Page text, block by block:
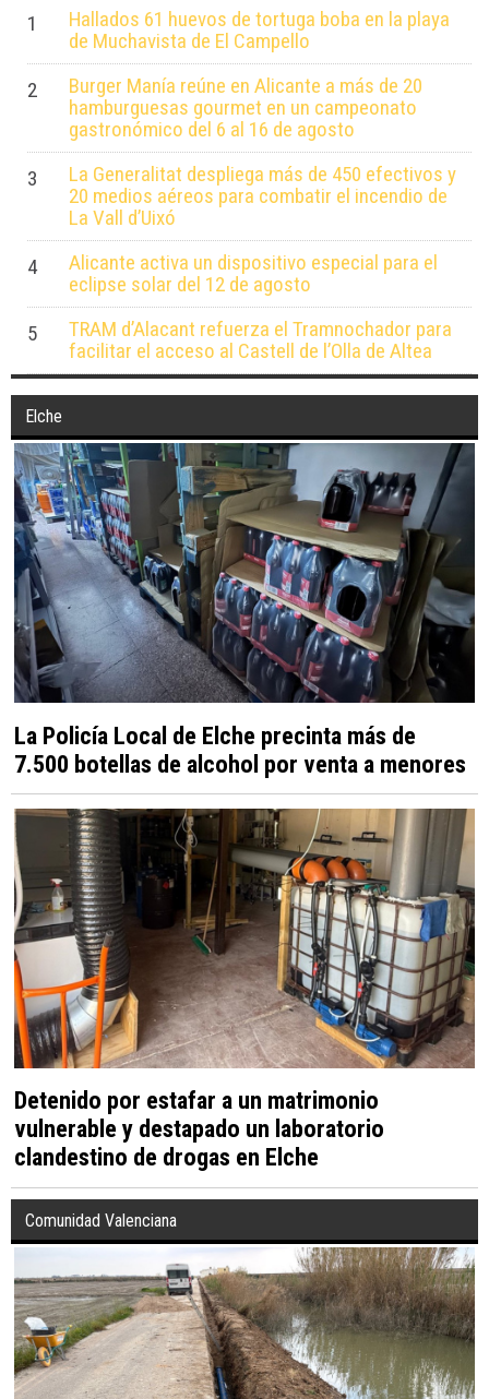
1
Hallados 61 huevos de tortuga boba en la playa
de Muchavista de El Campello
2
Burger Manía reúne en Alicante a más de 20
hamburguesas gourmet en un campeonato
gastronómico del 6 al 16 de agosto
3
La Generalitat despliega más de 450 efectivos y
20 medios aéreos para combatir el incendio de
La Vall d’Uixó
4
Alicante activa un dispositivo especial para el
eclipse solar del 12 de agosto
5
TRAM d’Alacant refuerza el Tramnochador para
facilitar el acceso al Castell de l’Olla de Altea
Elche
La Policía Local de Elche precinta más de
7.500 botellas de alcohol por venta a menores
Detenido por estafar a un matrimonio
vulnerable y destapado un laboratorio
clandestino de drogas en Elche
Comunidad Valenciana